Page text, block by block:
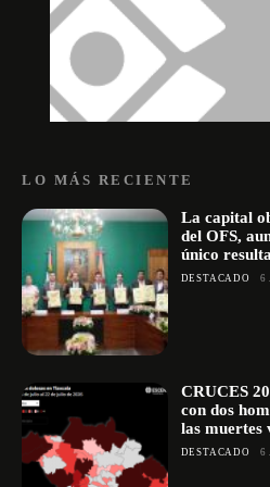
LO MÁS RECIENTE
La capital
del OFS,
único
DESTACADO 6
CRUCES
con dos
las muertes
DESTACADO 6